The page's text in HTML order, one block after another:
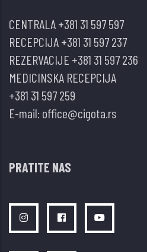
CENTRALA+381 31 597 597
RECEPCIJA+381 31 597 237
REZERVACIJE +381 31 597 236
MEDICINSKA RECEPCIJA
+381 31 597 259
E-mail: office@cigota.rs
PRATITE NAS